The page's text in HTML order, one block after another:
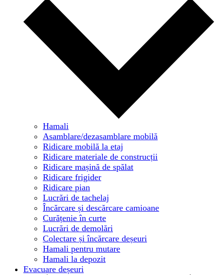
Hamali
Asamblare/dezasamblare mobilă
Ridicare mobilă la etaj
Ridicare materiale de construcții
Ridicare mașină de spălat
Ridicare frigider
Ridicare pian
Lucrări de tachelaj
Încărcare și descărcare camioane
Curățenie în curte
Lucrări de demolări
Colectare și încărcare deșeuri
Hamali pentru mutare
Hamali la depozit
Evacuare deșeuri